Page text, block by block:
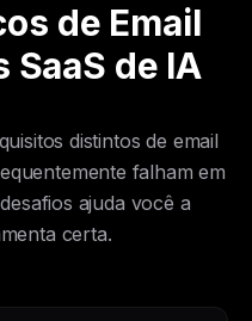
de Email
SaaS de IA
distintos de email
falham em
ajuda você a
certa.